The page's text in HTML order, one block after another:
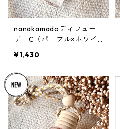
nanakamadoディフュー
ザーC（パープル×ホワイ
¥1,430